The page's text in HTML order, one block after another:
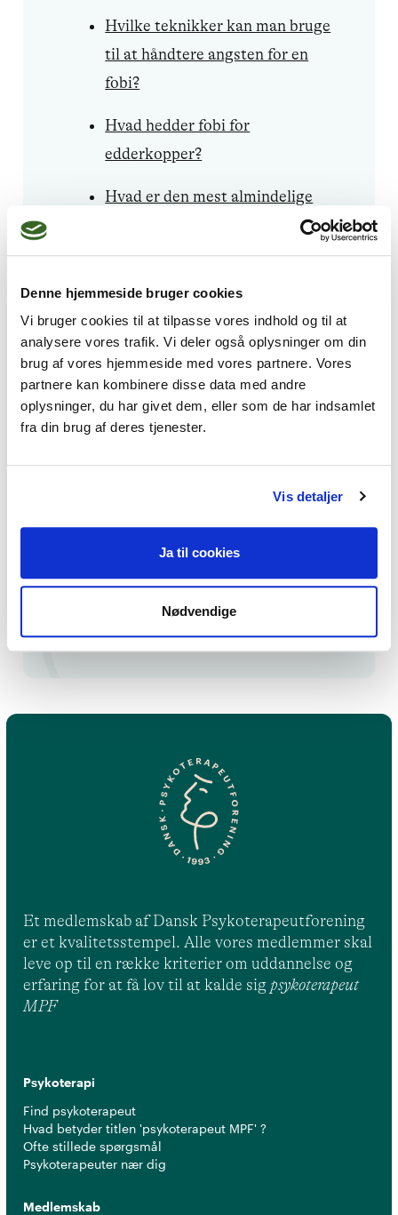
Denne hjemmeside bruger cookies
Vi bruger cookies til at tilpasse vores indhold og til at
analysere vores trafik. Vi deler også oplysninger om din
brug af vores hjemmeside med vores partnere. Vores
partnere kan kombinere disse data med andre
oplysninger, du har givet dem, eller som de har indsamlet
fra din brug af deres tjenester.
Vis detaljer
Ja til cookies
Nødvendige
Hvilke teknikker kan man bruge
til at håndtere angsten for en
fobi?
Hvad hedder fobi for
edderkopper?
Hvad er den mest almindelige
Hvad er mysofobi?
Få hjælp til fobier
Et medlemskab af Dansk Psykoterapeutforening
er et kvalitetsstempel. Alle vores medlemmer skal
leve op til en række kriterier om uddannelse og
erfaring for at få lov til at kalde sig psykoterapeut
MPF
Psykoterapi
Find psykoterapeut
Hvad betyder titlen 'psykoterapeut MPF' ?
Ofte stillede spørgsmål
Psykoterapeuter nær dig
Medlemskab